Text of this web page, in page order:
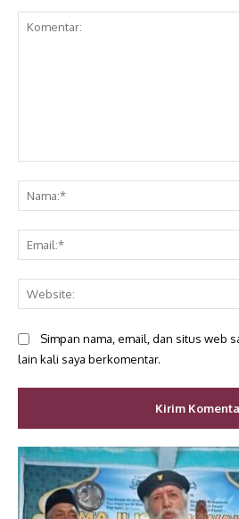
Simpan nama, email, dan situs web
lain kali saya berkomentar.